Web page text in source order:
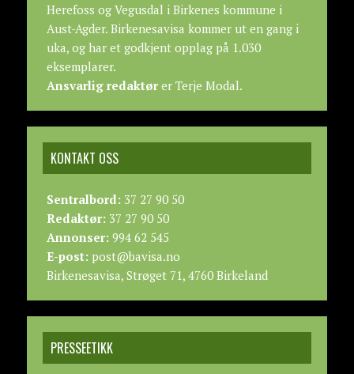
Herefoss og Vegusdal i Birkenes kommune i
Aust-Agder. Birkenesavisa kommer ut en gang i
uka, og har et godkjent opplag på 1.030
eksemplarer.
Ansvarlig redaktører Terje Modal.
KONTAKT OSS
Sentralbord:37 27 90 50
Redaktør:37 27 90 50
Annonser:994 62 545
E-post:post@bavisa.no
Birkenesavisa, Strøget 71, 4760 Birkeland
PRESSEETIKK